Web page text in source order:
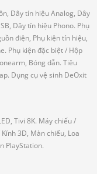
Dây tín hiệu Analog, Dây
Dây tín hiệu Phono. Phụ
điện, Phụ kiện tín hiệu,
Phụ kiện đặc biệt/ Hộp
Bóng dẫn. Tiêu
Dụng cụ vệ sinh DeOxit
Tivi 8K. Máy chiếu/
Kính 3D, Màn chiếu, Loa
PlayStation.